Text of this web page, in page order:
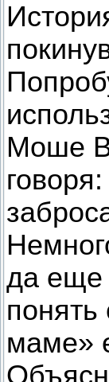
Моше
да еще
маме»